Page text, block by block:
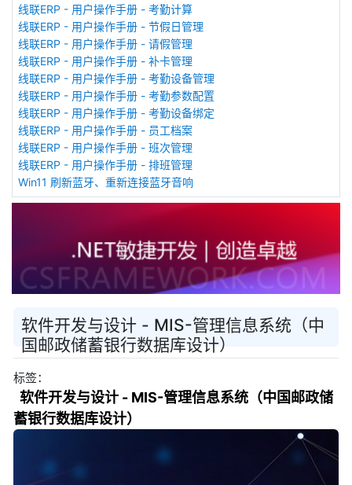
线联ERP - 用户操作手册 - 考勤计算
线联ERP - 用户操作手册 - 节假日管理
线联ERP - 用户操作手册 - 请假管理
线联ERP - 用户操作手册 - 补卡管理
线联ERP - 用户操作手册 - 考勤设备管理
线联ERP - 用户操作手册 - 考勤参数配置
线联ERP - 用户操作手册 - 考勤设备绑定
线联ERP - 用户操作手册 - 员工档案
线联ERP - 用户操作手册 - 班次管理
线联ERP - 用户操作手册 - 排班管理
Win11 刷新蓝牙、重新连接蓝牙音响
软件开发与设计 - MIS-管理信息系统（中
国邮政储蓄银行数据库设计）
标签：
软件开发与设计 - MIS-管理信息系统（中国邮政储
蓄银行数据库设计）